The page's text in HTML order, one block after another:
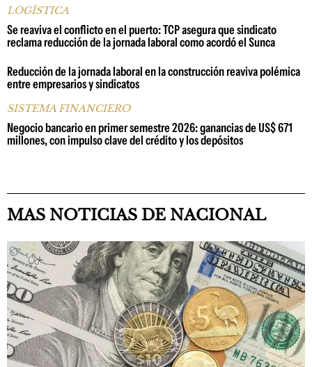
LOGÍSTICA
Se reaviva el conflicto en el puerto: TCP asegura que sindicato
reclama reducción de la jornada laboral como acordó el Sunca
Reducción de la jornada laboral en la construcción reaviva polémica
entre empresarios y sindicatos
SISTEMA FINANCIERO
Negocio bancario en primer semestre 2026: ganancias de US$ 671
millones, con impulso clave del crédito y los depósitos
MAS NOTICIAS DE NACIONAL